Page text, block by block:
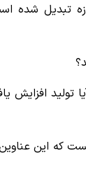
تبدیل شده
افزایش
که این